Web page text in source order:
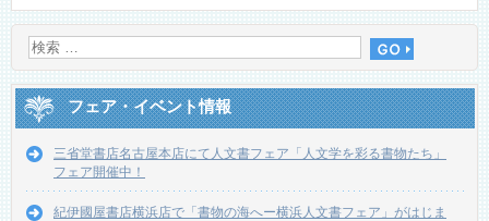
フェア・イベント情報
三省堂書店名古屋本店にて人文書フェア「人文学を彩る書物たち」
フェア開催中！
紀伊國屋書店横浜店で「書物の海へー横浜人文書フェア」がはじま